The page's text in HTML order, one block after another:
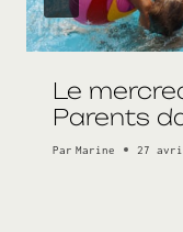
Le
Parents
Par Marine 27